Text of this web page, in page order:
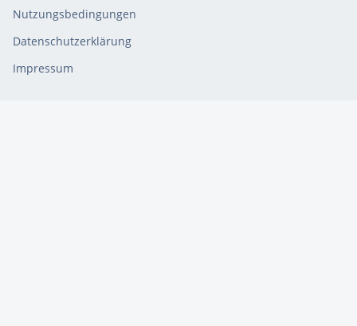
Nutzungsbedingungen
Datenschutzerklärung
Impressum